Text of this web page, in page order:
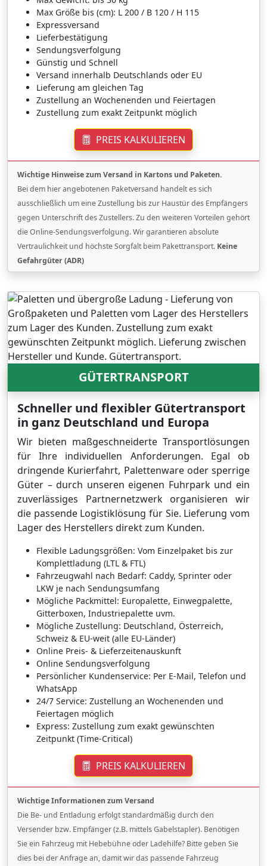
Max Größe bis (cm): L 200 / B 120 / H 115
Expressversand
Lieferbestätigung
Sendungsverfolgung
Günstig und Schnell
Versand innerhalb Deutschlands oder EU
Lieferung am gleichen Tag
Zustellung an Wochenenden und Feiertagen
Zustellung zum exakt Zeitpunkt möglich
PREIS KALKULIEREN
Wichtige Hinweise zum Versand in Kartons und Paketen.
Bei dem hier angebotenen Paketversand handelt es sich
ausschließlich um eine Zustellung bis zur Haustür des Empfängers
gegen Unterschrift des Zustellers. Zu den weiteren Vorteilen gehört
die Online-Sendungsverfolgung. Wir garantieren absolute
Vertraulichkeit und höchste Sorgfalt beim Pakettransport. Keine
Gefahrgüter (ADR)
GÜTERTRANSPORT
Schneller und flexibler Gütertransport
in ganz Deutschland und Europa
Wir bieten maßgeschneiderte Transportlösungen
für Ihre individuellen Anforderungen. Egal ob
dringende Kurierfahrt, Palettenware oder sperrige
Güter – durch unseren eigenen Fuhrpark und ein
zuverlässiges Partnernetzwerk organisieren wir
die passende Logistiklösung für Sie. Lieferung vom
Lager des Herstellers direkt zum Kunden.
Flexible Ladungsgrößen: Vom Einzelpaket bis zur
Komplettladung (LTL & FTL)
Fahrzeugwahl nach Bedarf: Caddy, Sprinter oder
LKW je nach Sendungsumfang
Mögliche Packmittel: Europalette, Einwegpalette,
Gitterboxen, Industriepalette uvm.
Mögliche Zustellung: Deutschland, Österreich,
Schweiz & EU-weit (alle EU-Länder)
Online Preis- & Lieferzeitenauskunft
Online Sendungsverfolgung
Persönlicher Kundenservice: Per E-Mail, Telefon und
WhatsApp
24/7 Service: Zustellung an Wochenenden und
Feiertagen möglich
Express: Zustellung zum exakt gewünschten
Zeitpunkt (Time-Critical)
PREIS KALKULIEREN
Wichtige Informationen zum Versand
Die Be- und Entladung erfolgt standardmäßig durch den
Versender bzw. Empfänger (z.B. mittels Gabelstapler). Benötigen
Sie ein Fahrzeug mit Hebebühne oder Ladehilfe? Bitte geben Sie
dies bei der Anfrage an, damit wir das passende Fahrzeug